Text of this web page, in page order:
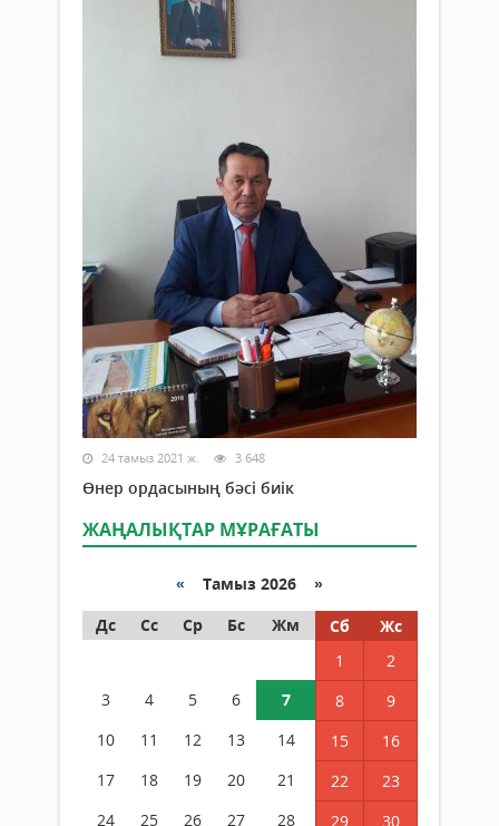
24 тамыз 2021 ж. 3 648
Өнер ордасының бәсі биік
ЖАҢАЛЫҚТАР МҰРАҒАТЫ
« Тамыз 2026 »
Дс
Сс Ср Бс Жм Сб
Жс
1
2
3
4 5 6 7 8
9
10
11 12 13 14 15
16
17
18 19 20 21 22
23
24
25 26 27 28 29 30